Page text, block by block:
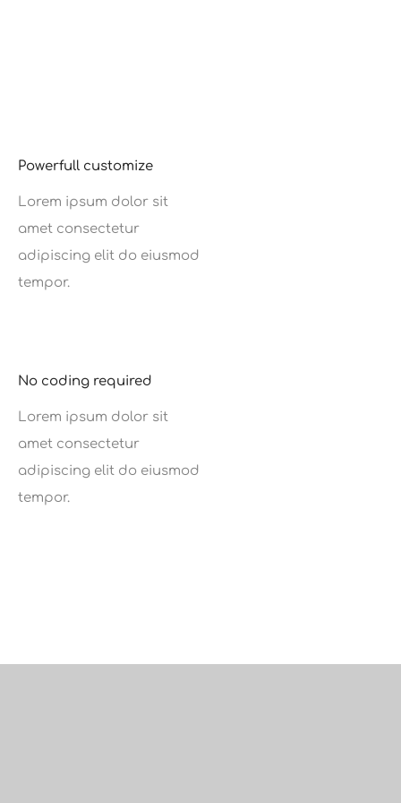
Powerfull customize
Lorem ipsum dolor sit
amet consectetur
adipiscing elit do eiusmod
tempor.
No coding required
Lorem ipsum dolor sit
amet consectetur
adipiscing elit do eiusmod
tempor.